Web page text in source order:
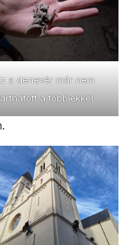
a denevér már nem
a többiekkel